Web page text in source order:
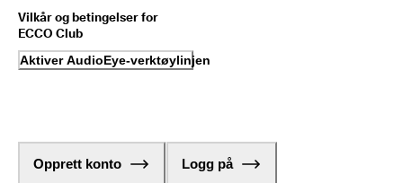
Vilkår og betingelser for
ECCO Club
Aktiver AudioEye-verktøylinjen
Opprett konto Logg på